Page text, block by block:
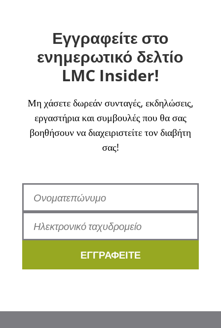
Εγγραφείτε στο
ενημερωτικό δελτίο
LMC Insider!
Μη χάσετε δωρεάν συνταγές, εκδηλώσεις,
εργαστήρια και συμβουλές που θα σας
βοηθήσουν να διαχειριστείτε τον διαβήτη
σας!
ΕΓΓΡΑΦΕΙΤΕ